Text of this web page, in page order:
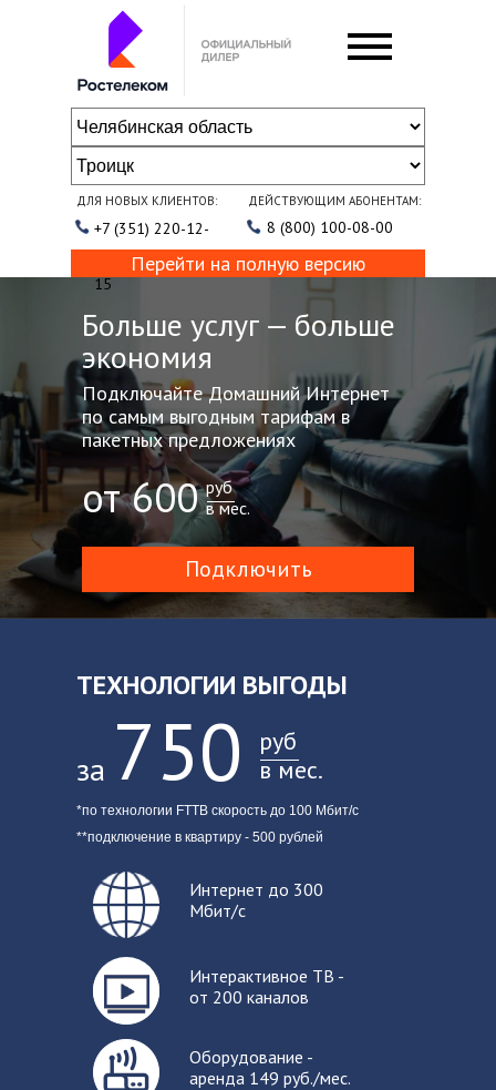
8 (800) 100-08-00
ДЕЙСТВУЮЩИМ АБОНЕНТАМ:
Перейти на полную версию
ДЛЯ НОВЫХ КЛИЕНТОВ:
руб
в мес.
Больше услуг — больше
экономия
+7 (351) 220-12-
15
Интерактивное ТВ -
от 200 каналов
Интернет до 300
Мбит/с
ТЕХНОЛОГИИ ВЫГОДЫ
за 750
*по технологии FTTB скорость до 100 Мбит/с
**подключение в квартиру - 500 рублей
Оборудование -
аренда 149 руб./мес.
Подключайте Домашний Интернет
по самым выгодным тарифам в
пакетных предложениях
Подключить
руб
в мес.
от 600